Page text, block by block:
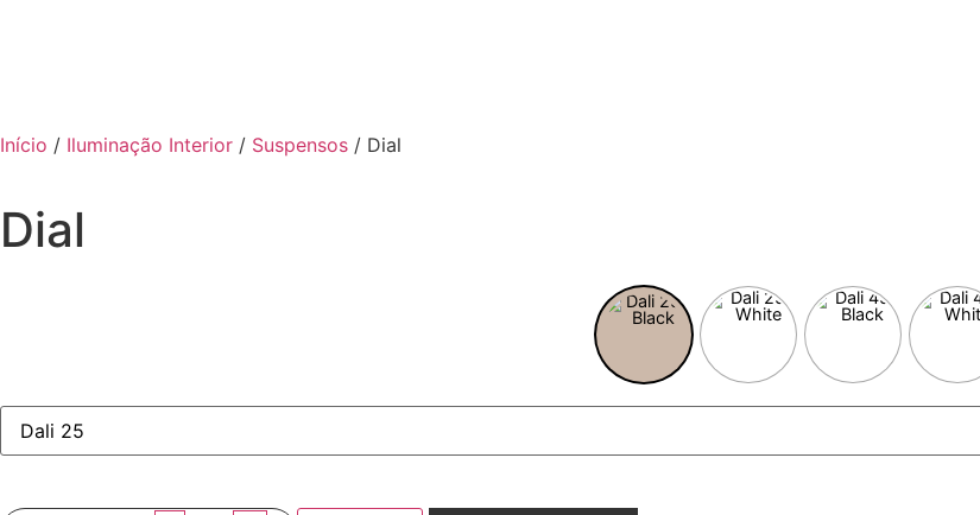
Início / Iluminação Interior / Suspensos / Dial
Dial